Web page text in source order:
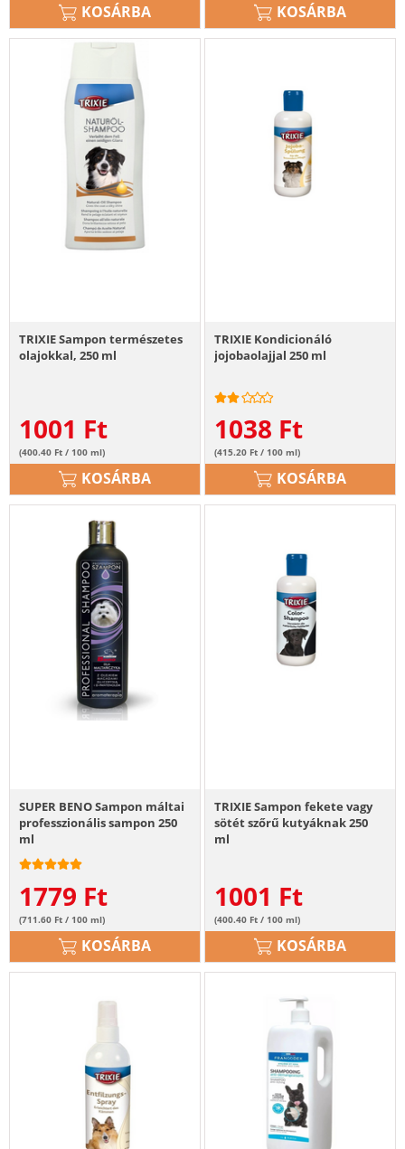
KOSÁRBA KOSÁRBA
TRIXIE Sampon természetes
olajokkal, 250 ml
1001 Ft
(400.40 Ft / 100 ml)
KOSÁRBA
TRIXIE Kondicionáló
jojobaolajjal 250 ml
1038 Ft
(415.20 Ft / 100 ml)
KOSÁRBA
SUPER BENO Sampon máltai
professzionális sampon 250
ml
1779 Ft
(711.60 Ft / 100 ml)
KOSÁRBA
TRIXIE Sampon fekete vagy
sötét szőrű kutyáknak 250
ml
1001 Ft
(400.40 Ft / 100 ml)
KOSÁRBA